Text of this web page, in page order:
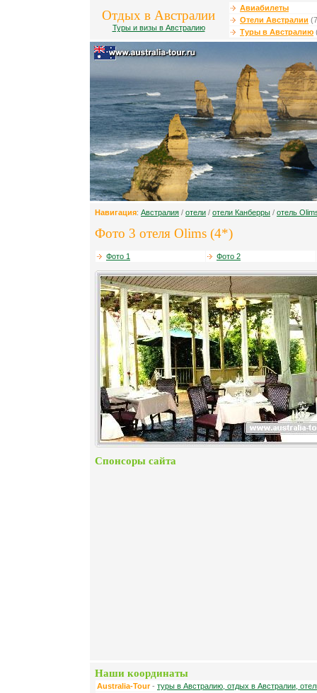
Отдых в Австралии
Туры и визы в Австралию
Авиабилеты
Отели Австралии
Туры в Австралию
Навигация: Австралия / отели / отели Канберры / отель
Фото 3 отеля Olims (4*)
Фото 1 Фото 2
Спонсоры сайта
Наши координаты
Australia-Tour- туры в Австралию, отдых в Австралии,